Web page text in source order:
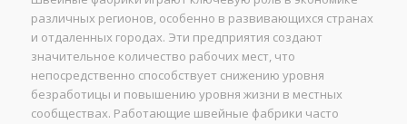
различных регионов, особенно в развивающихся странах
и отдаленных городах. Эти предприятия создают
значительное количество рабочих мест, что
непосредственно способствует снижению уровня
безработицы и повышению уровня жизни в местных
сообществах. Работающие швейные фабрики часто